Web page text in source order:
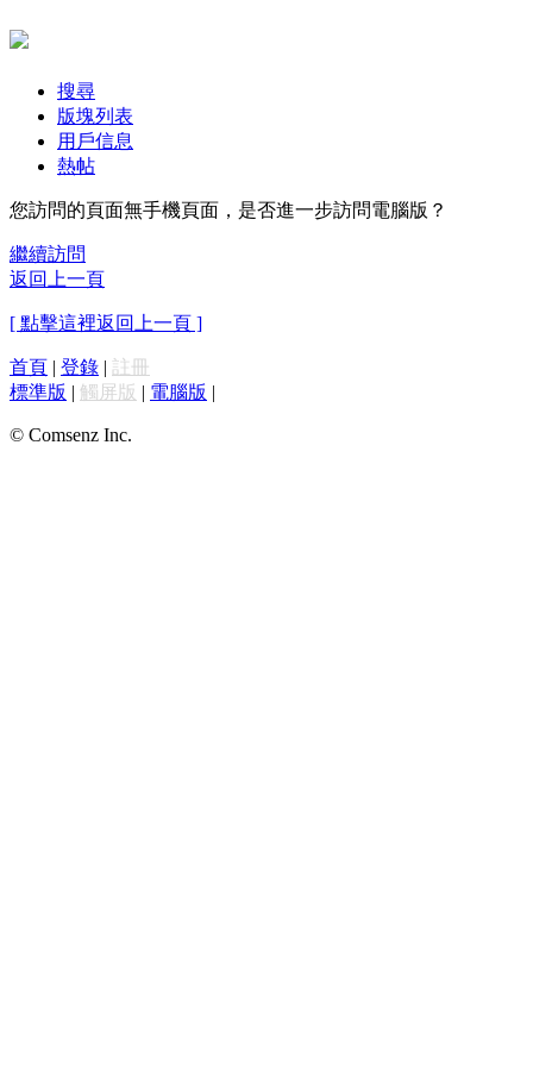
搜尋
版塊列表
用戶信息
熱帖
您訪問的頁面無手機頁面，是否進一步訪問電腦版？
繼續訪問
返回上一頁
[ 點擊這裡返回上一頁 ]
首頁 | 登錄 | 註冊
標準版 | 觸屏版 | 電腦版 |
© Comsenz Inc.